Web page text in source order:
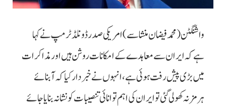
واشنگٹن (محمد فیضان منشا سے) امریکی صدر ڈونلڈ ٹرمپ نے کہا
ہے کہ ایران سے معاہدے کے امکانات روشن ہیں اور مذاکرات
میں بڑی پیش رفت ہوئی ہے، انہوں نے خبردار کیا کہ آبنائے
ہرمز نہ کھولی گئی تو ایران کی اہم توانائی تنصیبات کو نشانہ بنایا جائے